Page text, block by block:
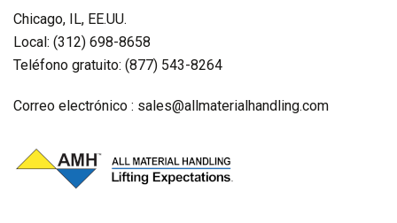
Chicago, IL, EE.UU.
Local: (312) 698-8658
Teléfono gratuito: (877) 543-8264
Correo electrónico : sales@allmaterialhandling.com